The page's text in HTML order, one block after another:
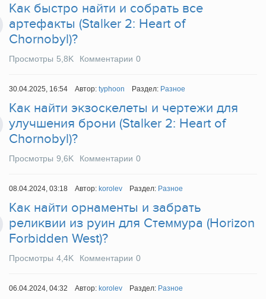
Как быстро найти и собрать все
артефакты (Stalker 2: Heart of
Chornobyl)?
Просмотры 5,8K Комментарии 0
30.04.2025, 16:54 Автор: typhoon Раздел: Разное
Как найти экзоскелеты и чертежи для
улучшения брони (Stalker 2: Heart of
Chornobyl)?
Просмотры 9,6K Комментарии 0
08.04.2024, 03:18 Автор: korolev Раздел: Разное
Как найти орнаменты и забрать
реликвии из руин для Стеммура (Horizon
Forbidden West)?
Просмотры 4,4K Комментарии 0
06.04.2024, 04:32 Автор: korolev Раздел: Разное